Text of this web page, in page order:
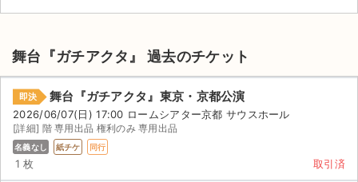
ご利用ガイド
ご利用ガイド
手数料・お支払い方法
AIに質問する
舞台『ガチアクタ』 過去のチケット
即決 舞台『ガチアクタ』東京・京都公演
2026/06/07(日) 17:00 ロームシアター京都 サウスホール
[詳細] 階 専用出品 権利のみ 専用出品
名義なし 紙チケ 同行
1 枚 取引済